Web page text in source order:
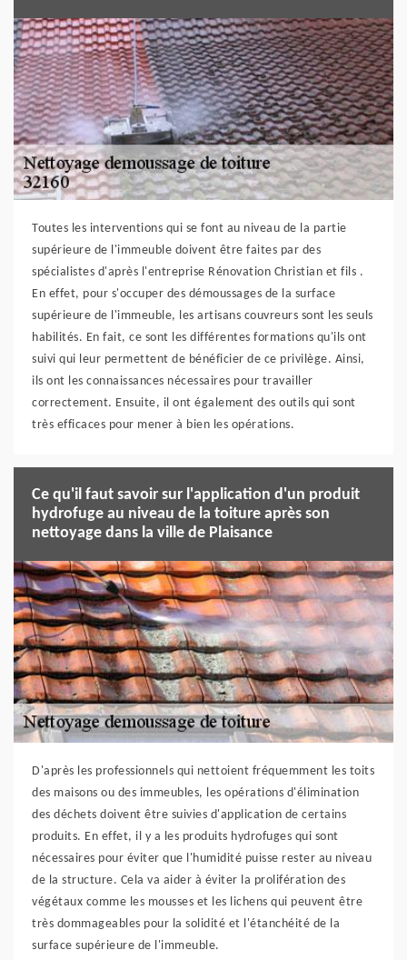
Toutes les interventions qui se font au niveau de la partie
supérieure de l'immeuble doivent être faites par des
spécialistes d'après l'entreprise Rénovation Christian et fils .
En effet, pour s'occuper des démoussages de la surface
supérieure de l'immeuble, les artisans couvreurs sont les seuls
habilités. En fait, ce sont les différentes formations qu'ils ont
suivi qui leur permettent de bénéficier de ce privilège. Ainsi,
ils ont les connaissances nécessaires pour travailler
correctement. Ensuite, il ont également des outils qui sont
très efficaces pour mener à bien les opérations.
Ce qu'il faut savoir sur l'application d'un produit
hydrofuge au niveau de la toiture après son
nettoyage dans la ville de Plaisance
D'après les professionnels qui nettoient fréquemment les toits
des maisons ou des immeubles, les opérations d'élimination
des déchets doivent être suivies d'application de certains
produits. En effet, il y a les produits hydrofuges qui sont
nécessaires pour éviter que l'humidité puisse rester au niveau
de la structure. Cela va aider à éviter la prolifération des
végétaux comme les mousses et les lichens qui peuvent être
très dommageables pour la solidité et l'étanchéité de la
surface supérieure de l'immeuble.